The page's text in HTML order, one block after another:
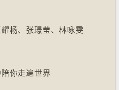
杨、张璟莹、林咏雯
你走遍世界